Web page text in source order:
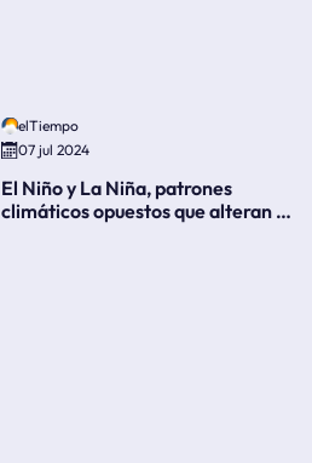
elTiempo
07 jul 2024
El Niño y La Niña, patrones
climáticos opuestos que alteran la